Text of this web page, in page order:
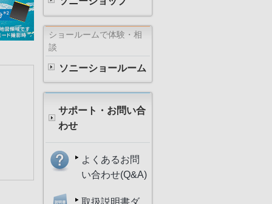
ショールームで体験・相
談
ソニーショールーム
サポート・お問い合
わせ
よくあるお問
い合わせ(Q&A)